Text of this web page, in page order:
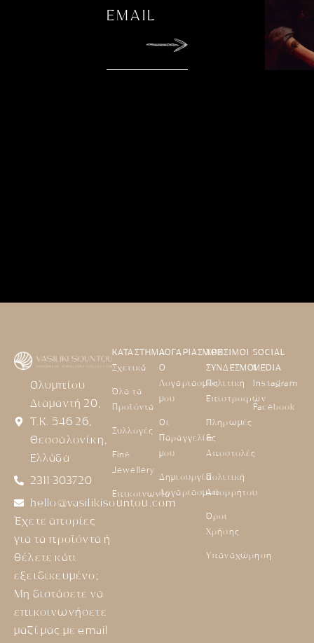
Ολυμπίου
Διαμαντή 20,
Τ.Κ. 546 26,
Θεσσαλονίκη,
Ελλάδα
2311 303720
hello@vasilikisountou.com
Έχετε απορίες
για τα προϊόντα ή
θέλετε κάτι
εξειδικευμένο;
Μη διστάσετε να
επικοινωνήσετε
μαζί μας με email
ΚΑΤΑΣΤΗΜΑ
Σχετικά
Όλα τα
Προϊόντα
Συλλογές
Fine
Jewellery
Επικοινωνία
ΛΟΓΑΡΙΑΣΜΟΣ
Ο
Λογαριασμός
μου
Οι
Παραγγελίες
μου
Δημιουργία
Λογαριασμού
ΧΡΗΣΙΜΟΙ
ΣΥΝΔΕΣΜΟΙ
Πολιτική
Επιστροφών
Πληρωμές
&
Αποστολές
Πολιτική
Απορρήτου
Όροι
Χρήσης
Υπαναχώρηση
SOCIAL
MEDIA
Instagram
Facebook